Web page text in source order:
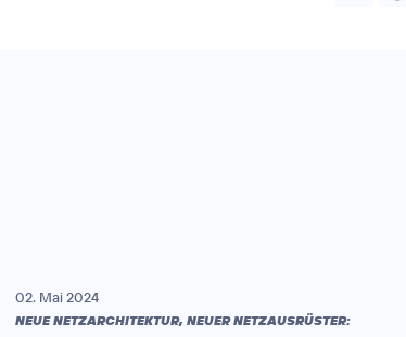
02. Mai 2024
NEUE NETZARCHITEKTUR, NEUER NETZAUSRÜSTER: